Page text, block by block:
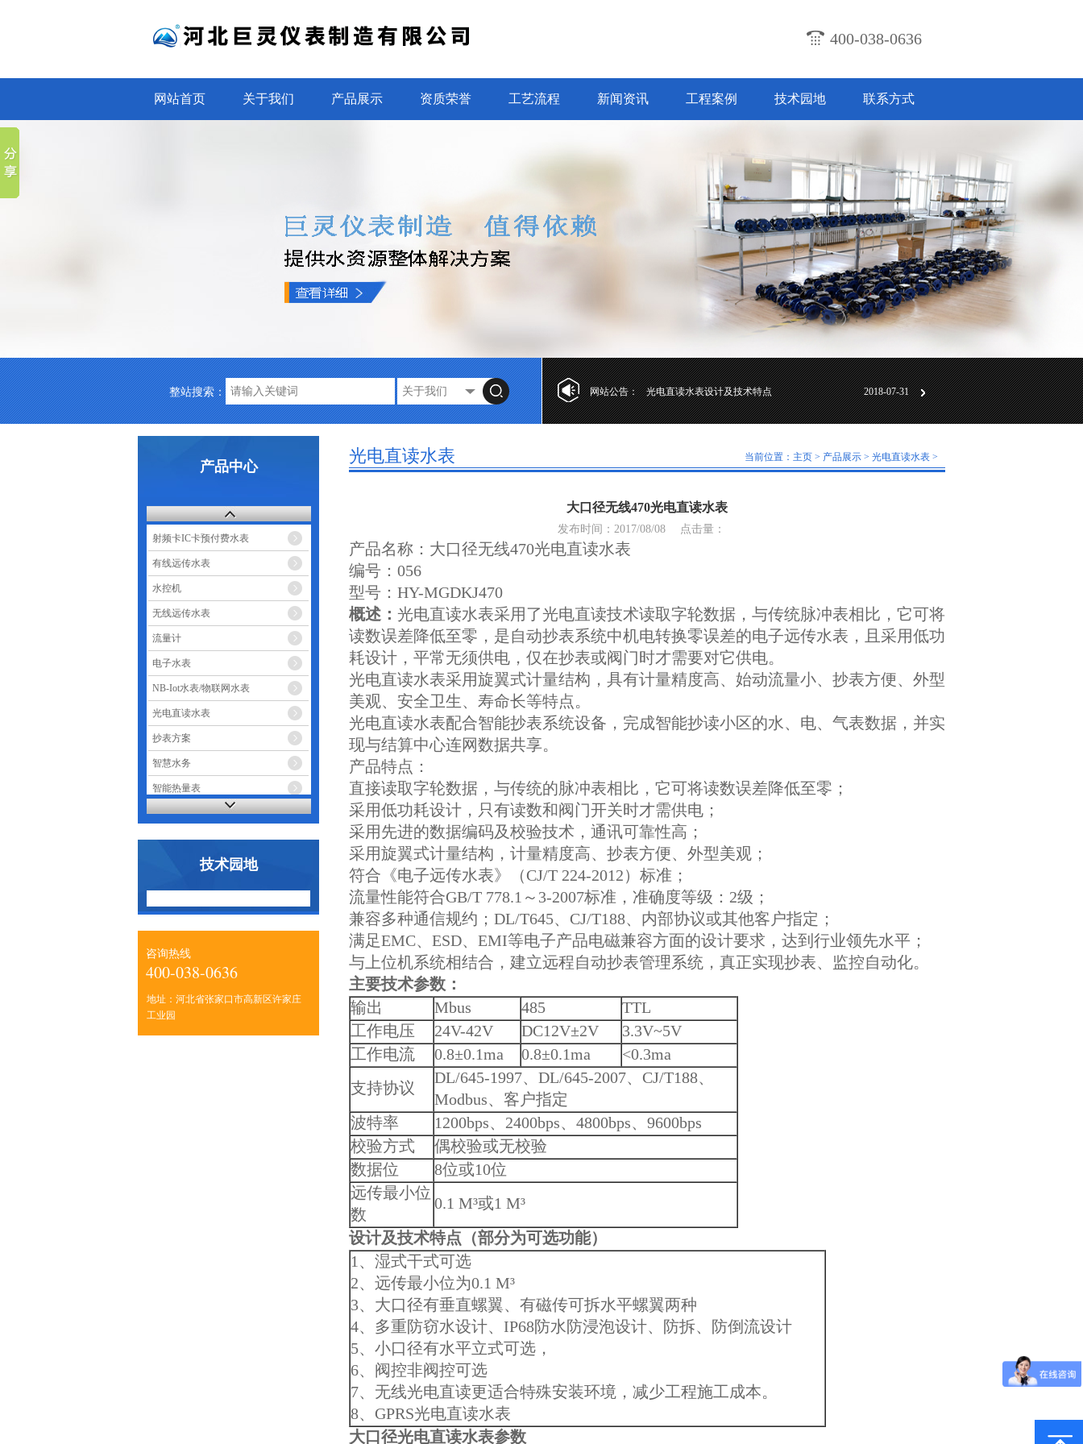
400-038-0636
网站首页 关于我们 产品展示 资质荣誉 工艺流程 新闻资讯 工程案例 技术园地 联系方式
整站搜索： 网站公告： 光电直读水表设计及技术特点 2018-07-31
第十七届“工业自动化标准化”研讨会成 2018-06-01
光电直读水表设计及技术特点 2018-07-31
复式水表的特点及工作原理
产品中心
射频卡IC卡预付费水表
有线远传水表
水控机
无线远传水表
流量计
电子水表
NB-Iot水表/物联网水表
光电直读水表
抄表方案
智慧水务
智能热量表
智能电表
技术园地
咨询热线
400-038-0636
地址：河北省张家口市高新区许家庄
工业园
光电直读水表 当前位置： 主页 > 产品展示 > 光电直读水表 >
大口径无线470光电直读水表
发布时间：2017/08/08 点击量：
产品名称：大口径无线470光电直读水表
编号：056
型号：HY-MGDKJ470
概述： 光电直读水表采用了光电直读技术读取字轮数据，与传统脉冲表相比，它可将
读数误差降低至零，是自动抄表系统中机电转换零误差的电子远传水表，且采用低功
耗设计，平常无须供电，仅在抄表或阀门时才需要对它供电。
光电直读水表采用旋翼式计量结构，具有计量精度高、始动流量小、抄表方便、外型
美观、安全卫生、寿命长等特点。
光电直读水表配合智能抄表系统设备，完成智能抄读小区的水、电、气表数据，并实
现与结算中心连网数据共享。
产品特点：
直接读取字轮数据，与传统的脉冲表相比，它可将读数误差降低至零；
采用低功耗设计，只有读数和阀门开关时才需供电；
采用先进的数据编码及校验技术，通讯可靠性高；
采用旋翼式计量结构，计量精度高、抄表方便、外型美观；
符合《电子远传水表》（CJ/T 224-2012）标准；
流量性能符合GB/T 778.1～3-2007标准，准确度等级：2级；
兼容多种通信规约；DL/T645、CJ/T188、内部协议或其他客户指定；
满足EMC、ESD、EMI等电子产品电磁兼容方面的设计要求，达到行业领先水平；
与上位机系统相结合，建立远程自动抄表管理系统，真正实现抄表、监控自动化。
主要技术参数：
输出
Mbus 485
TTL
工作电压
24V-42V DC12V±2V
3.3V~5V
工作电流
0.8±0.1ma 0.8±0.1ma
<0.3ma
支持协议
DL/645-1997、DL/645-2007、CJ/T188、
Modbus、客户指定
波特率
1200bps、2400bps、4800bps、9600bps
校验方式
偶校验或无校验
数据位
8位或10位
远传最小位
数
0.1 M³或1 M³
设计及技术特点（部分为可选功能）
1、湿式干式可选
2、远传最小位为0.1 M³
3、大口径有垂直螺翼、有磁传可拆水平螺翼两种
4、多重防窃水设计、IP68防水防浸泡设计、防拆、防倒流设计
5、小口径有水平立式可选，
6、阀控非阀控可选
7、无线光电直读更适合特殊安装环境，减少工程施工成本。
8、GPRS光电直读水表
大口径光电直读水表参数